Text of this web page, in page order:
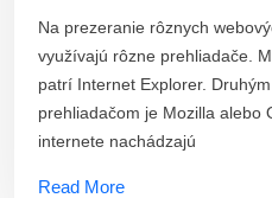
Na prezeranie rôznych
využívajú rôzne prehliadače.
patrí Internet Explorer.
prehliadačom je Mozilla alebo
internete nachádzajú
Read More